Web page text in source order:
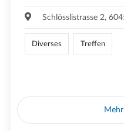
Schlösslistrasse 2,
Diverses Treffen